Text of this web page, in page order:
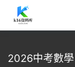
2026中考數